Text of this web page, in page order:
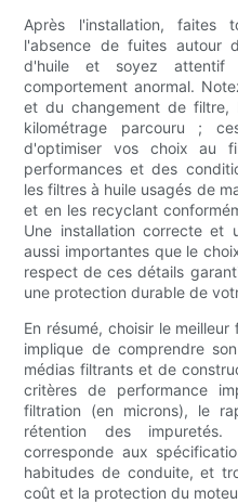
Après l'installation, faites
l'absence de fuites autour
d'huile et soyez
comportement anormal.
et du changement de
kilométrage parcouru ;
d'optimiser vos choix au
performances et des
les filtres à huile usagés de
et en les recyclant
Une installation correcte et
aussi importantes que le
respect de ces détails
une protection durable de
En résumé, choisir le
implique de comprendre
médias filtrants et de
critères de performance
filtration (en microns), le
rétention des
corresponde aux
habitudes de conduite, et
coût et la protection du